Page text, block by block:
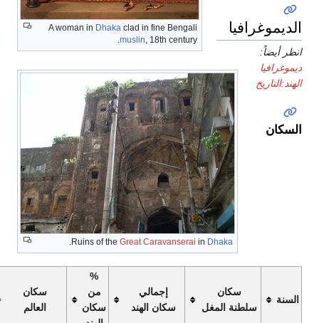
A woman inDhakaclad in fine Bengali
muslin
, 18th century.
Ruins of theGreat Caravanserai
.
سلطنة المغل
إجمالي
سكان الهند
من
سكان
سكان
العالم
% من
السكان